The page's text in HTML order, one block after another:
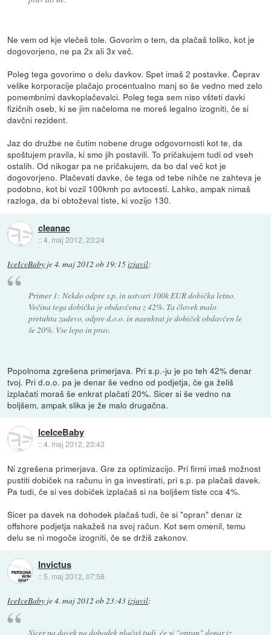
Ne vem od kje vlečeš tole. Govorim o tem, da plačaš toliko, kot je
dogovorjeno, ne pa 2x ali 3x več.
Poleg tega govorimo o delu davkov. Spet imaš 2 postavke. Čeprav
velike korporacije plačajo procentualno manj so še vedno med zelo
pomembnimi davkoplačevalci. Poleg tega sem niso všteti davki
fizičnih oseb, ki se jim načeloma ne moreš legalno izogniti, če si
davčni rezident.
Jaz do družbe ne čutim nobene druge odgovornosti kot te, da
spoštujem pravila, ki smo jih postavili. To pričakujem tudi od vseh
ostalih. Od nikogar pa ne pričakujem, da bo dal več kot je
dogovorjeno. Plačevati davke, če tega od tebe nihče ne zahteva je
podobno, kot bi vozil 100kmh po avtocesti. Lahko, ampak nimaš
razloga, da bi obtoževal tiste, ki vozijo 130.
cleanac
::4. maj 2012, 23:24
IceIceBaby je4. maj 2012 ob 19:15izjavil:
Primer 1: Nekdo odpre s.p. in ustvari 100k EUR dobička letno.
Večina tega dobička je obdavčena z 42%. Ta človek malo
pretuhta zadevo, odpre d.o.o. in naenkrat je dobiček obdavčen le
še 20%. Vse lepo in prav.
Popolnoma zgrešena primerjava. Pri s.p.-ju je po teh 42% denar
tvoj. Pri d.o.o. pa je denar še vedno od podjetja, če ga želiš
izplačati moraš še enkrat plačati 20%. Sicer si še vedno na
boljšem, ampak slika je že malo drugačna.
IceIceBaby
::4. maj 2012, 23:43
Ni zgrešena primerjava. Gre za optimizacijo. Pri firmi imaš možnost
pustiti dobiček na računu in ga investirati, pri s.p. pa plačaš davek.
Pa tudi, če si ves dobiček izplačaš si na boljšem tiste cca 4%.
Sicer pa davek na dohodek plačaš tudi, če si "opran" denar iz
offshore podjetja nakažeš na svoj račun. Kot sem omenil, temu
delu se ni mogoče izogniti, če se držiš zakonov.
Invictus
:: 5. maj 2012, 07:58
IceIceBaby je4. maj 2012 ob 23:43izjavil:
Sicer pa davek na dohodek plačaš tudi, če si "opran" denar iz